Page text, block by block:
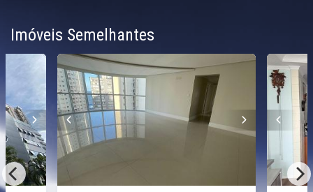
Imóveis Semelhantes